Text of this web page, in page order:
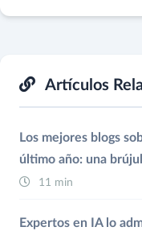
Artículos
Los mejores blogs
último año: una
11 min
Expertos en IA lo